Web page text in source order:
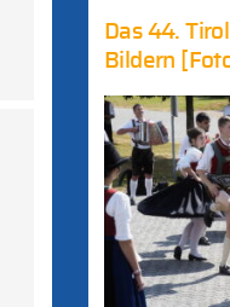
Das 44.
Bildern